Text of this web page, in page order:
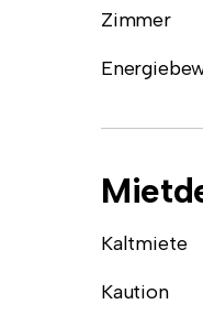
Zimmer
Kaltmiete
Kaution